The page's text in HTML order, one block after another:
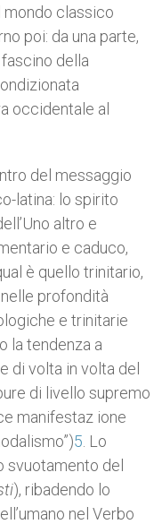
mondo classico
poi: da una parte,
della
occidentale al
del messaggio
latina: lo spirito
altro e
e caduco,
è quello trinitario,
profondità
e trinitarie
la tendenza a
di volta in volta del
di livello supremo
manifestaz ione
5 . Lo
svuotamento del
), ribadendo lo
nel Verbo